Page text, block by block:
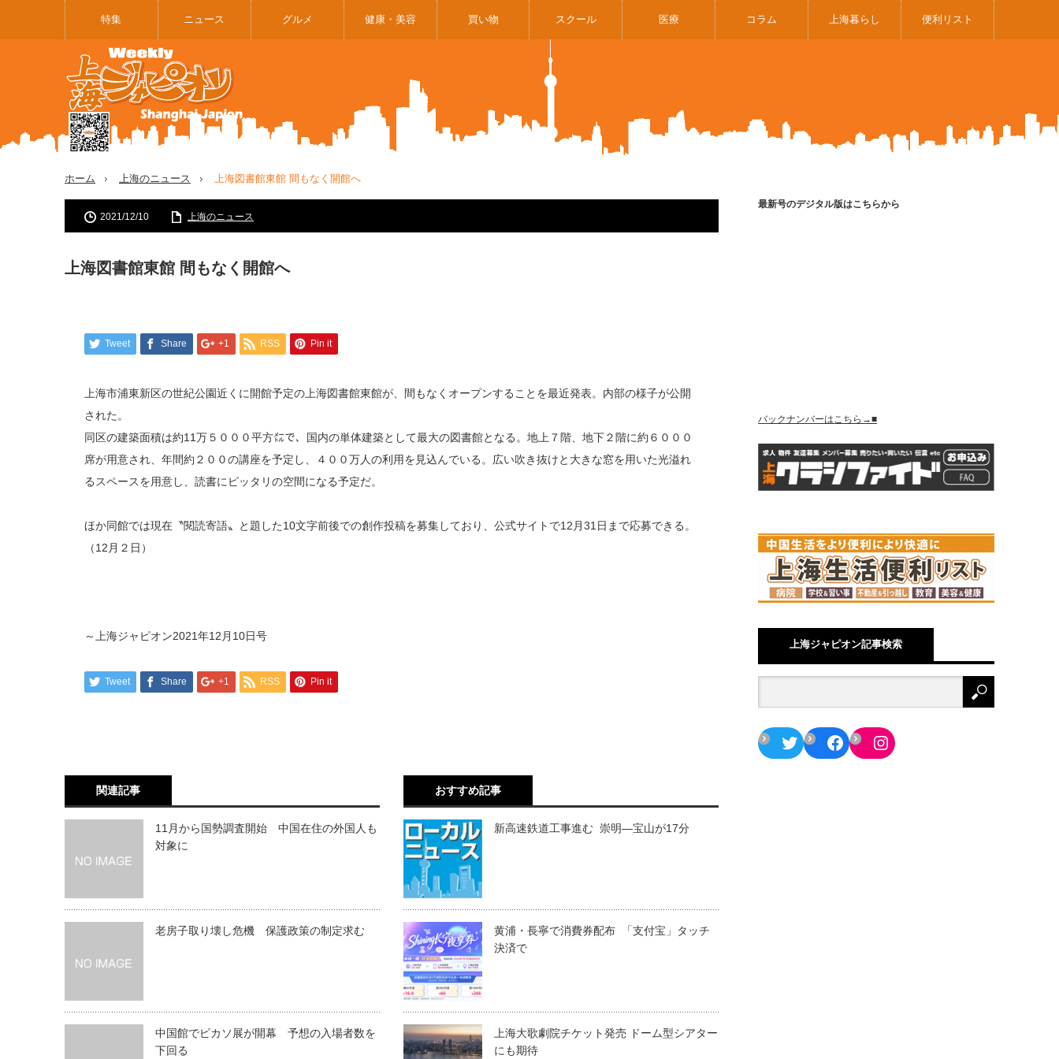
特集 ニュース グルメ 健康・美容 買い物 スクール 医療 コラム 上海暮らし 便利リスト
ホーム 上海のニュース 上海図書館東館 間もなく開館へ
2021/12/10 上海のニュース
上海図書館東館 間もなく開館へ
Tweet Share +1 RSS Pin it
上海市浦東新区の世紀公園近くに開館予定の上海図書館東館が、間もなくオープンすることを最近発表。内部の様子が公開
された。
同区の建築面積は約11万５０００平方㍍で、国内の単体建築として最大の図書館となる。地上７階、地下２階に約６０００
席が用意され、年間約２００の講座を予定し、４００万人の利用を見込んでいる。広い吹き抜けと大きな窓を用いた光溢れ
るスペースを用意し、読書にピッタリの空間になる予定だ。
ほか同館では現在〝閱読寄語〟と題した10文字前後での創作投稿を募集しており、公式サイトで12月31日まで応募できる。
（12月２日）
～上海ジャピオン2021年12月10日号
Tweet Share +1 RSS Pin it
関連記事
11月から国勢調査開始 中国在住の外国人も
対象に
老房子取り壊し危機 保護政策の制定求む
中国館でピカソ展が開幕 予想の入場者数を
下回る
おすすめ記事
新高速鉄道工事進む 崇明―宝山が17分
黄浦・長寧で消費券配布 「支付宝」タッチ
決済で
上海大歌劇院チケット発売 ドーム型シアター
にも期待
最新号のデジタル版はこちらから
バックナンバーはこちら→■
上海ジャピオン記事検索
TwitterFacebookInstagram